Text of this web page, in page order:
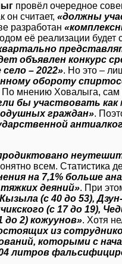
провёл очередное
он считает, «должны
разработан
её реализации будет
объявлен конкурс
– 2022». Но это –
обороту
По мнению Ховалыга, сам
бы участвовать как
граждан».
всем. Статистика
на 7,1% больше
деяний». При
(с 40 до 53), Дзун-
(с 17 до 19),
до 2) кожуунов». Хотя
из
которыми с
литров